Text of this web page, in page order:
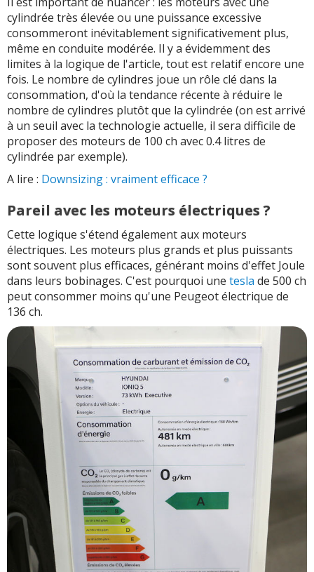
cylindrée très élevée ou une puissance excessive
consommeront inévitablement significativement plus,
même en conduite modérée. Il y a évidemment des
limites à la logique de l'article, tout est relatif encore une
fois. Le nombre de cylindres joue un rôle clé dans la
consommation, d'où la tendance récente à réduire le
nombre de cylindres plutôt que la cylindrée (on est arrivé
à un seuil avec la technologie actuelle, il sera difficile de
proposer des moteurs de 100 ch avec 0.4 litres de
cylindrée par exemple).
A lire : Downsizing : vraiment efficace ?
Pareil avec les moteurs électriques ?
Cette logique s'étend également aux moteurs
électriques. Les moteurs plus grands et plus puissants
sont souvent plus efficaces, générant moins d'effet Joule
dans leurs bobinages. C'est pourquoi une tesla de 500 ch
peut consommer moins qu'une Peugeot électrique de
136 ch.